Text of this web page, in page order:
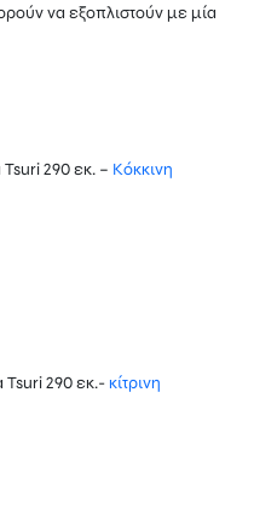
να εξοπλιστούν με μία
290 εκ. – Κόκκινη
290 εκ.- κίτρινη